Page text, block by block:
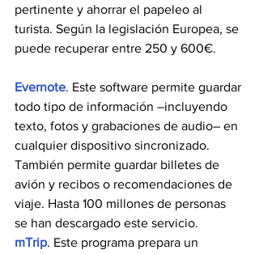
pertinente y ahorrar el papeleo al
turista. Según la legislación Europea, se
puede recuperar entre 250 y 600€.
Evernote. Este software permite guardar
todo tipo de información –incluyendo
texto, fotos y grabaciones de audio– en
cualquier dispositivo sincronizado.
También permite guardar billetes de
avión y recibos o recomendaciones de
viaje. Hasta 100 millones de personas
se han descargado este servicio.
mTrip. Este programa prepara un